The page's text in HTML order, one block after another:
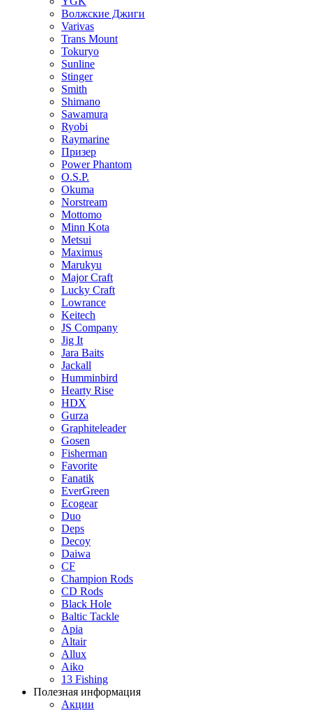
Волжские Джиги
Varivas
Trans Mount
Tokuryo
Sunline
Stinger
Smith
Shimano
Sawamura
Ryobi
Raymarine
Призер
Power Phantom
O.S.P.
Okuma
Norstream
Mottomo
Minn Kota
Metsui
Maximus
Marukyu
Major Craft
Lucky Craft
Lowrance
Keitech
JS Company
Jig It
Jara Baits
Jackall
Humminbird
Hearty Rise
HDX
Gurza
Graphiteleader
Gosen
Fisherman
Favorite
Fanatik
EverGreen
Ecogear
Duo
Deps
Decoy
Daiwa
CF
Champion Rods
CD Rods
Black Hole
Baltic Tackle
Apia
Altair
Allux
Aiko
13 Fishing
Полезная информация
Акции